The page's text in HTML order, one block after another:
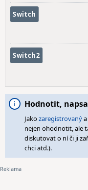
Switch
Switch2
Hodnotit,
Jakozaregistrovanýa
nejen ohodnotit, ale
diskutovat o ní či ji
chci atd.).